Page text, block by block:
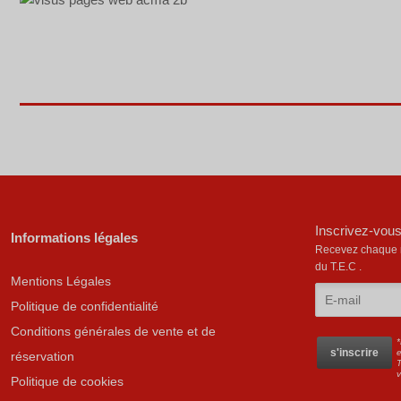
Informations légales
Mentions Légales
Politique de confidentialité
Conditions générales de vente et de
réservation
Politique de cookies
Inscrivez-
Recevez
du T.E.C .